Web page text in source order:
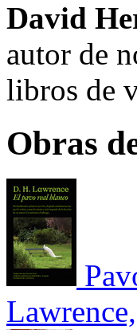
David
autor de
libros de
Obras